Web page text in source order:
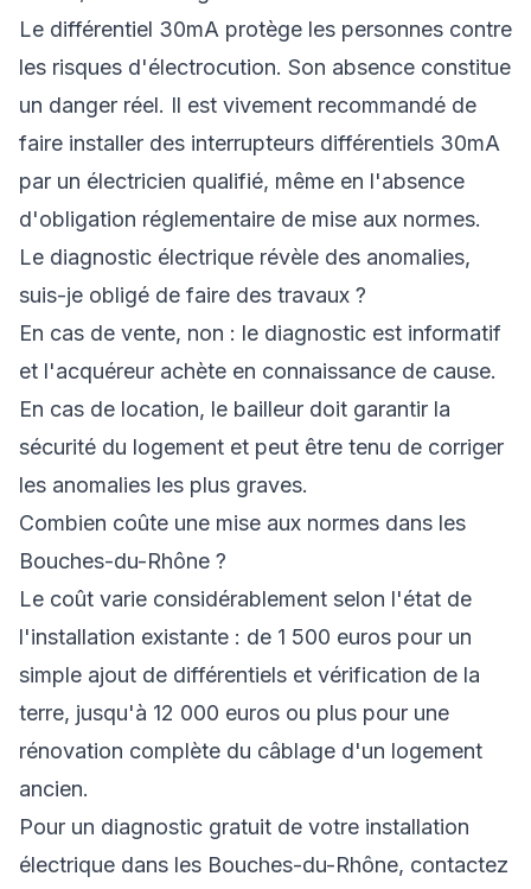
Le différentiel 30mA protège les personnes contre
les risques d'électrocution. Son absence constitue
un danger réel. Il est vivement recommandé de
faire installer des interrupteurs différentiels 30mA
par un électricien qualifié, même en l'absence
d'obligation réglementaire de mise aux normes.
Le diagnostic électrique révèle des anomalies,
suis-je obligé de faire des travaux ?
En cas de vente, non : le diagnostic est informatif
et l'acquéreur achète en connaissance de cause.
En cas de location, le bailleur doit garantir la
sécurité du logement et peut être tenu de corriger
les anomalies les plus graves.
Combien coûte une mise aux normes dans les
Bouches-du-Rhône ?
Le coût varie considérablement selon l'état de
l'installation existante : de 1 500 euros pour un
simple ajout de différentiels et vérification de la
terre, jusqu'à 12 000 euros ou plus pour une
rénovation complète du câblage d'un logement
ancien.
Pour un diagnostic gratuit de votre installation
électrique dans les Bouches-du-Rhône, contactez